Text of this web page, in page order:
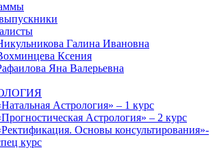
Галина Ивановна
Ксения
Яна Валерьевна
Астрология» – 1 курс
Астрология» – 2 курс
Основы консультирования»-
курс